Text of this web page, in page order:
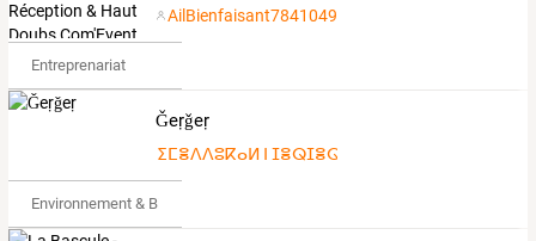
AilBienfaisant7841049
Entreprenariat
Ǧeṛǧeṛ
ⵉⵎⴻⴷⴷⵓⴽⴰⵍ ⵏ ⵊⴻⵕⵊⴻⵕ
Environnement & Bio